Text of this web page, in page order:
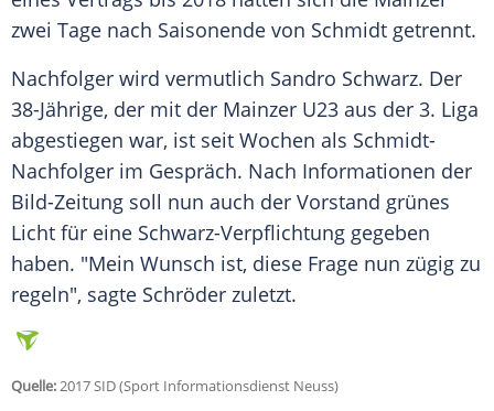
zwei Tage nach Saisonende von Schmidt getrennt.
Nachfolger wird vermutlich Sandro Schwarz. Der
38-Jährige, der mit der Mainzer U23 aus der 3. Liga
abgestiegen war, ist seit Wochen als Schmidt-
Nachfolger im Gespräch. Nach Informationen der
Bild-Zeitung soll nun auch der Vorstand grünes
Licht für eine Schwarz-Verpflichtung gegeben
haben. "Mein Wunsch ist, diese Frage nun zügig zu
regeln", sagte Schröder zuletzt.
Quelle:2017 SID (Sport Informationsdienst Neuss)